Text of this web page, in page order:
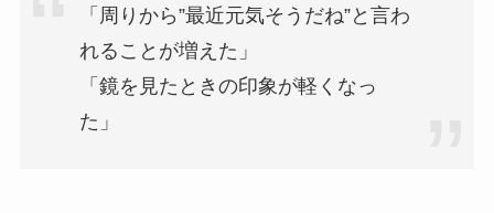
「周りから”最近元気そうだね”と言わ
れることが増えた」
「鏡を見たときの印象が軽くなっ
た」